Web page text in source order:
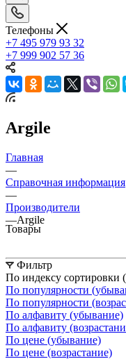
Телефоны
+7 495 979 93 32
+7 999 902 57 36
Argile
Главная
—
Справочная информация
—
Производители
—Argile
Товары
Фильтр
По индексу сортировки
По популярности
По популярности
По алфавиту (убывание)
По алфавиту
По цене (убывание)
По цене (возрастание)